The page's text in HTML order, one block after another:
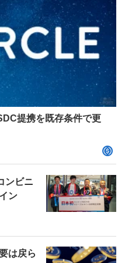
提携を既存条件で更
ンビニ
ン
は戻ら